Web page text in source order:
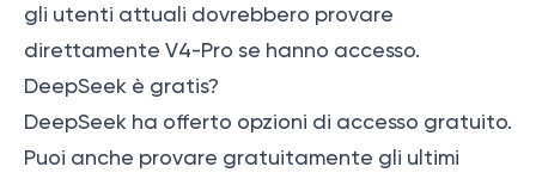
gli utenti attuali dovrebbero provare
direttamente V4-Pro se hanno accesso.
DeepSeek è gratis?
DeepSeek ha offerto opzioni di accesso gratuito.
Puoi anche provare gratuitamente gli ultimi